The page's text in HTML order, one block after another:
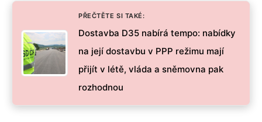
PŘEČTĚTE SI TAKÉ:
Dostavba D35 nabírá tempo: nabídky
na její dostavbu v PPP režimu mají
přijít v létě, vláda a sněmovna pak
rozhodnou